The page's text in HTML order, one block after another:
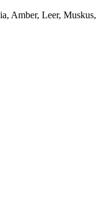
Amber, Leer, Muskus,